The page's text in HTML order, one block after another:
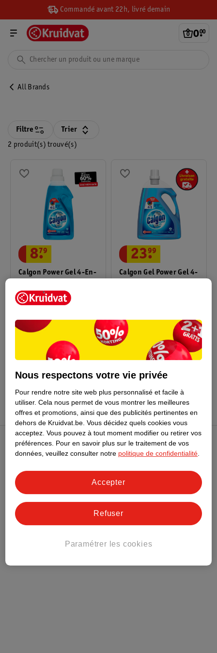
Commandé avant 22h, livré demain
0.
00
All Brands
2 produit(s) trouvé(s)
Filtre Trier
Calgon Power Gel 4-En-
750ml
8.
79
Calgon Gel Power Gel 4-
23.
99
Conseil par Kruidvat
Club Kruidvat
Service Clientèle
Tout sur Kruidvat
Nous respectons votre vie privée
Pour rendre notre site web plus personnalisé et facile à
utiliser. Cela nous permet de vous montrer les meilleures
offres et promotions, ainsi que des publicités pertinentes en
dehors de Kruidvat.be. Vous décidez quels cookies vous
acceptez. Vous pouvez à tout moment modifier ou retirer vos
préférences. Pour en savoir plus sur le traitement de vos
données, veuillez consulter notre politique de confidentialité.
Paramétrer les cookies
Refuser
Accepter